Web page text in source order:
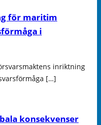
för maritim
i
inriktning
[…]
konsekvenser